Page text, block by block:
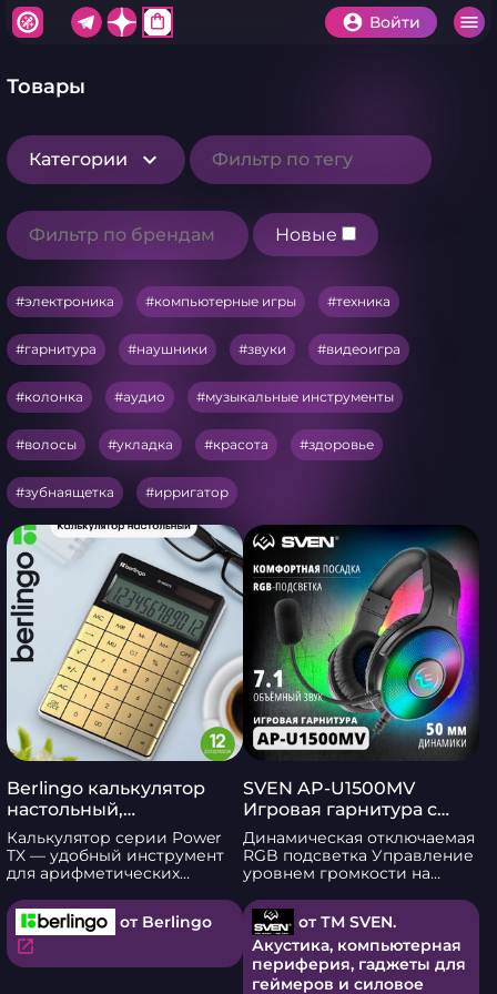
shopping_bag Войти
Товары
Категории
Новые
Berlingo калькулятор
настольный,
электронный для офиса
и школы
Калькулятор серии Power
TX — удобный инструмент
для арифметических
университете. Товар
прослужит долго благодаря
двойному питанию и
автоматическому
от Berlingo
open_in_new
SVEN AP-U1500MV
Игровая гарнитура с
RGB подсветкой и
виртуальным звуком 7.1
Динамическая отключаемая
RGB подсветка Управление
уровнем громкости на
микрофона на кабеле
Кнопка вкл/выкл подсветки
на кабеле Характеристики:
Чувствительность
наушников, дБ: 115 ± 3
от ТМ SVEN.
Акустика, компьютерная
периферия, гаджеты для
геймеров и силовое
электроника компьютерные игры техника
гарнитура наушники звуки видеоигра
колонка аудио музыкальные инструменты
волосы укладка красота здоровье
зубнаящетка ирригатор